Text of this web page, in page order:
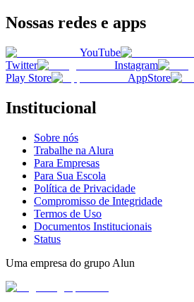
Nossas redes e apps
YouTube
Twitter
Instagram
Play Store
AppStore
Institucional
Sobre nós
Trabalhe na Alura
Para Empresas
Para Sua Escola
Política de Privacidade
Compromisso de Integridade
Termos de Uso
Documentos Institucionais
Status
Uma empresa do grupo Alun